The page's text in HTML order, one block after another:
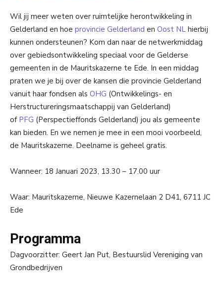
Wil jij meer weten over ruimtelijke herontwikkeling in
Gelderland en hoe provincie Gelderland en Oost NL hierbij
kunnen ondersteunen? Kom dan naar de netwerkmiddag
over gebiedsontwikkeling speciaal voor de Gelderse
gemeenten in de Mauritskazerne te Ede. In een middag
praten we je bij over de kansen die provincie Gelderland
vanuit haar fondsen als OHG (Ontwikkelings- en
Herstructureringsmaatschappij van Gelderland)
of PFG (Perspectieffonds Gelderland) jou als gemeente
kan bieden. En we nemen je mee in een mooi voorbeeld,
de Mauritskazerne. Deelname is geheel gratis.
Wanneer: 18 Januari 2023, 13.30 – 17.00 uur
Waar: Mauritskazerne, Nieuwe Kazernelaan 2 D41, 6711 JC
Ede
Programma
Dagvoorzitter: Geert Jan Put, Bestuurslid Vereniging van
Grondbedrijven